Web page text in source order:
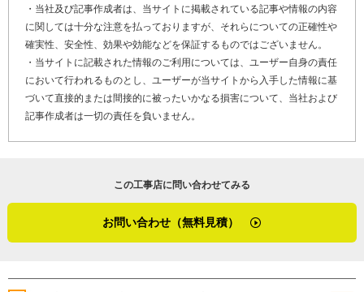
無で変わってきます。怖いのがベランダの雨漏りで下地ま
で腐っている状態です。現地調査の時にはさすがに床材を
はがせないので、そういったときは下地が悪くなっている
場合のパターンと、下地がそのまま使える場合のパターン
で2種類の見積りを出しています」
茨城県土浦市の防水工事の特性を尋ねました。最近は夏の
はありません。乾燥前の塗膜の大敵は水分であり、工期中
の雨には細心の注意を払っています。
「塗膜が固まる前に雨粒がつくと、全部跡になってしまう
全てをやり直すことになってしまいます。重要な作業に入
何でも相談してください」
防水工事や塗装で建物の外観を美しく保つことは、イコー
ル家を風雨から守ることになります。取り返しのつかない
不具合になる前のメンテナンスは、人間の体と同様。長く
快適に暮らすために防水工事や塗装が欠かせないのだと、
・当社及び記事作成者は、当サイトに掲載されている記事や情報の内容
に関しては十分な注意を払っておりますが、それらについての正確性や
確実性、安全性、効果や効能などを保証するものではございません。
・当サイトに記載された情報のご利用については、ユーザー自身の責任
において行われるものとし、ユーザーが当サイトから入手した情報に基
づいて直接的または間接的に被ったいかなる損害について、当社および
記事作成者は一切の責任を負いません。
この工事店に問い合わせてみる
お問い合わせ（無料見積）